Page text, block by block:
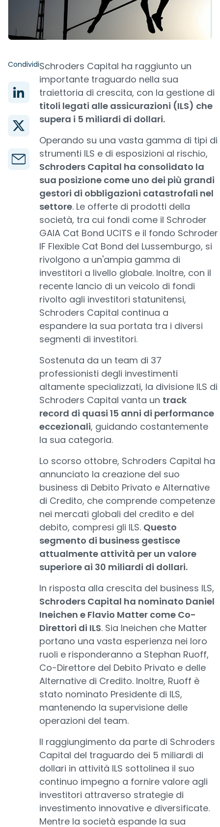
CondividiSchroders Capital ha raggiunto un
importante traguardo nella sua
traiettoria di crescita, con la gestione di
titoli legati alle assicurazioni (ILS) che
supera i 5 miliardi di dollari.
Operando su una vasta gamma di tipi di
strumenti ILS e di esposizioni al rischio,
Schroders Capital ha consolidato la
sua posizione come uno dei più grandi
gestori di obbligazioni catastrofali nel
settore. Le offerte di prodotti della
società, tra cui fondi come il Schroder
GAIA Cat Bond UCITS e il fondo Schroder
IF Flexible Cat Bond del Lussemburgo, si
rivolgono a un'ampia gamma di
investitori a livello globale. Inoltre, con il
recente lancio di un veicolo di fondi
rivolto agli investitori statunitensi,
Schroders Capital continua a
espandere la sua portata tra i diversi
segmenti di investitori.
Sostenuta da un team di 37
professionisti degli investimenti
altamente specializzati, la divisione ILS di
Schroders Capital vanta un track
record di quasi 15 anni di performance
eccezionali, guidando costantemente
la sua categoria.
Lo scorso ottobre, Schroders Capital ha
annunciato la creazione del suo
business di Debito Privato e Alternative
di Credito, che comprende competenze
nei mercati globali del credito e del
debito, compresi gli ILS. Questo
segmento di business gestisce
attualmente attività per un valore
superiore ai 30 miliardi di dollari.
In risposta alla crescita del business ILS,
Schroders Capital ha nominato Daniel
Ineichen e Flavio Matter come Co-
Direttori di ILS. Sia Ineichen che Matter
portano una vasta esperienza nei loro
ruoli e risponderanno a Stephan Ruoff,
Co-Direttore del Debito Privato e delle
Alternative di Credito. Inoltre, Ruoff è
stato nominato Presidente di ILS,
mantenendo la supervisione delle
operazioni del team.
Il raggiungimento da parte di Schroders
Capital del traguardo dei 5 miliardi di
dollari in attività ILS sottolinea il suo
continuo impegno a fornire valore agli
investitori attraverso strategie di
investimento innovative e diversificate.
Mentre la società espande la sua